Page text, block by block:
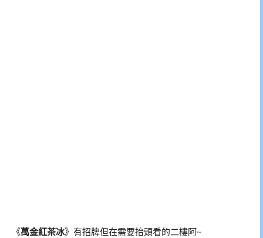
《萬金紅茶冰》有招牌但在需要抬頭看的二樓阿~